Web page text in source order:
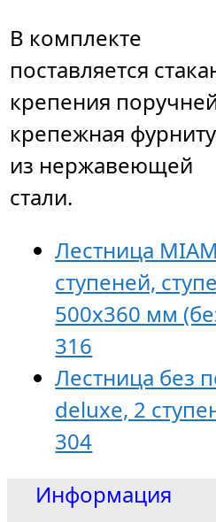
В комплекте
поставляется
крепения
крепежная
из нержавеющей
стали.
Лестница
ступеней,
500х360 мм
316
Лестница без
deluxe, 2
304
Информация